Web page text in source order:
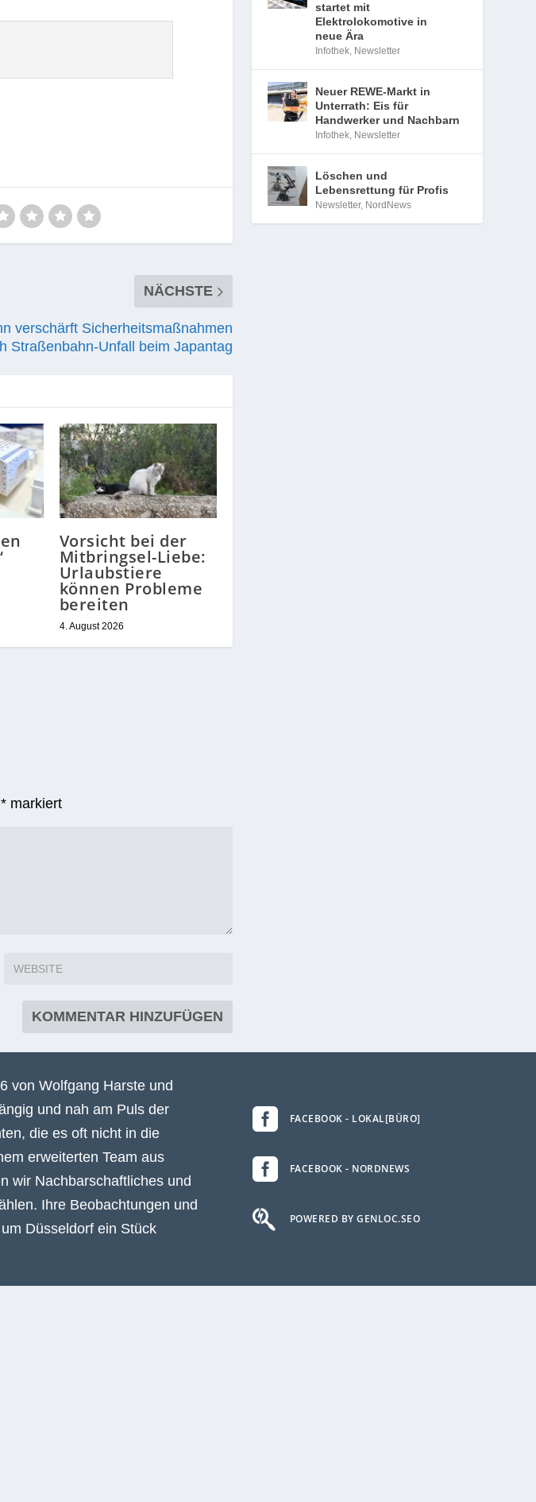
NÄCHSTE
verschärft Sicherheitsmaßnahmen
Straßenbahn-Unfall beim Japantag
Vorsicht bei der
Mitbringsel-Liebe:
Urlaubstiere
können Probleme
bereiten
4. August 2026
* markiert
startet mit
Elektrolokomotive in
neue Ära
Infothek, Newsletter
Neuer REWE-Markt in
Unterrath: Eis für
Handwerker und Nachbarn
Infothek, Newsletter
Löschen und
Lebensrettung für Profis
Newsletter, NordNews
von Wolfgang Harste und
und nah am Puls der
die es oft nicht in die
erweiterten Team aus
wir Nachbarschaftliches und
Ihre Beobachtungen und
Düsseldorf ein Stück
 FACEBOOK - LOKAL[BÜRO]
 FACEBOOK - NORDNEWS
 POWERED BY GENLOC.SEO